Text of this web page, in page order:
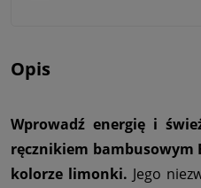
Opis
Wprowadź energię i
ręcznikiem bambusowym
kolorze limonki. Jego